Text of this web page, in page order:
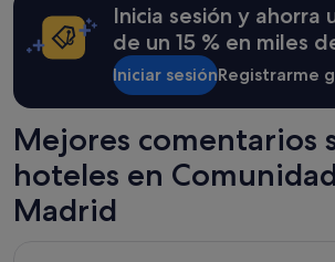
Inicia sesión y ahorra
de un 15 % en miles
Iniciar sesiónRegistrarme
Mejores comentarios
hoteles en
Madrid